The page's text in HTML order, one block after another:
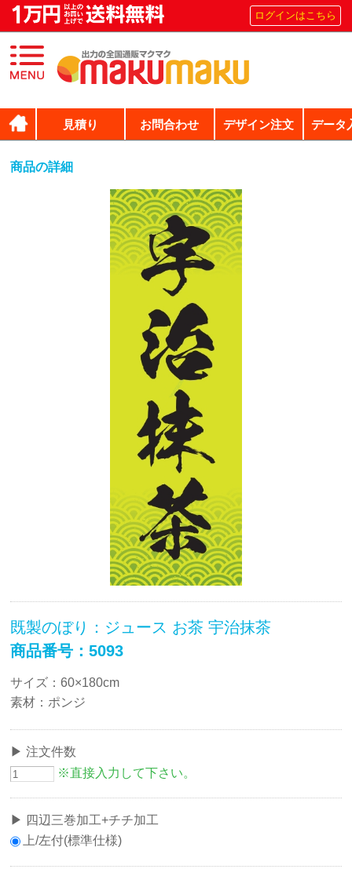
ログインはこちら
見積り お問合わせ デザイン注文 データ
商品の詳細
既製のぼり：ジュース お茶 宇治抹茶
商品番号：5093
サイズ：60×180cm
素材：ポンジ
注文件数
※直接入力して下さい。
四辺三巻加工+チチ加工
上/左付(標準仕様)